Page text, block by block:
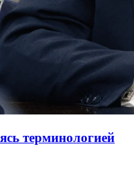
терминологией